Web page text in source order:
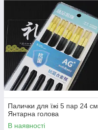
Палички для їжі 5 пар 24 см.
Янтарна голова
В наявності